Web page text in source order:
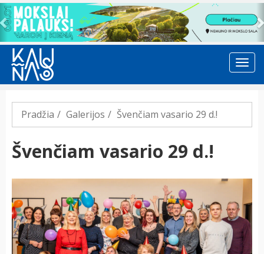
Previous
Pradžia Galerijos Švenčiam vasario 29 d.!
Švenčiam vasario 29 d.!